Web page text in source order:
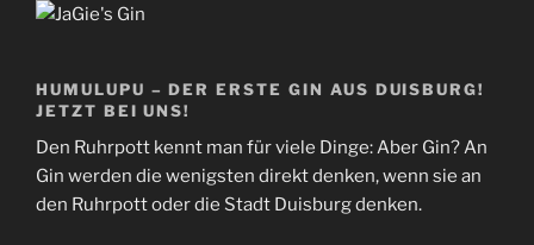
HUMULUPU – DER ERSTE GIN AUS DUISBURG!
JETZT BEI UNS!
Den Ruhrpott kennt man für viele Dinge: Aber Gin? An
Gin werden die wenigsten direkt denken, wenn sie an
den Ruhrpott oder die Stadt Duisburg denken.